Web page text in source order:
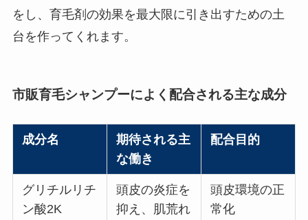
をし、育毛剤の効果を最大限に引き出すための土
台を作ってくれます。
市販育毛シャンプーによく配合される主な成分
成分名
期待される主
な働き
配合目的
グリチルリチ
ン酸2K
頭皮の炎症を
抑え、肌荒れ
頭皮環境の正
常化